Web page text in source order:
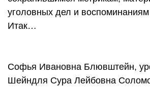
уголовных дел и
Итак…
Софья Ивановна Блювштейн,
Шейндля Сура Лейбовна